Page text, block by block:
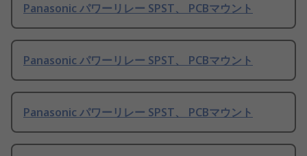
Panasonic パワーリレー SPST、 PCBマウント
Panasonic パワーリレー SPST、 PCBマウント
Panasonic パワーリレー SPST、 PCBマウント